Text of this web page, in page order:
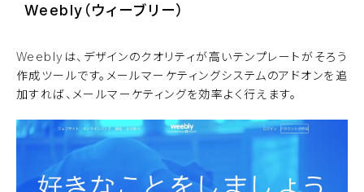
Weebly（ウィーブリー）
Weeblyは、デザインのクオリティが高いテンプレートがそろう
作成ツールです。メールマーケティングシステムのアドオンを追
加すれば、メールマーケティングを効率よく行えます。